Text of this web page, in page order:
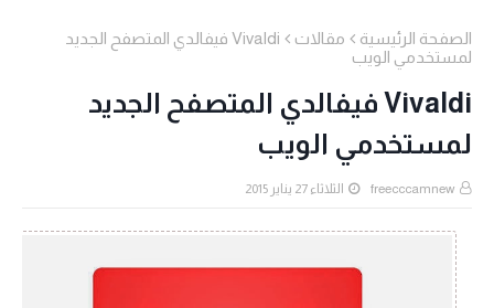
الصفحة الرئيسية مقالات
Vivaldi فيفالدي المتصفح الجديد
لمستخدمي الويب
Vivaldi فيفالدي المتصفح الجديد
لمستخدمي الويب
freecccamnew الثلاثاء 27 يناير 2015